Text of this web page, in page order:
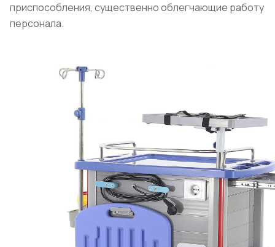
приспособления, существенно облегчающие работу
персонала.